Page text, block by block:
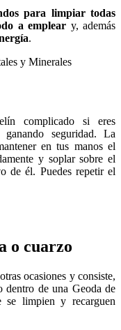
para limpiar todas
a emplear y, además
.
complicado si eres
seguridad. La
en tus manos el
y soplar sobre el
de él. Puedes repetir el
o cuarzo
ocasiones y consiste,
dentro de una Geoda de
limpien y recarguen